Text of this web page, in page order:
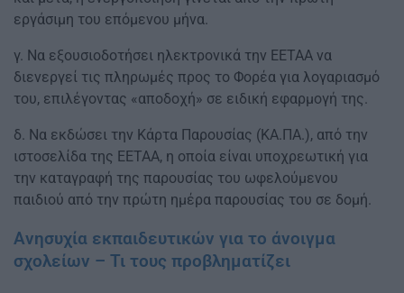
εργάσιμη του επόμενου μήνα.
γ. Να εξουσιοδοτήσει ηλεκτρονικά την ΕΕΤΑΑ να
διενεργεί τις πληρωμές προς το Φορέα για λογαριασμό
του, επιλέγοντας «αποδοχή» σε ειδική εφαρμογή της.
δ. Να εκδώσει την Κάρτα Παρουσίας (ΚΑ.ΠΑ.), από την
ιστοσελίδα της ΕΕΤΑΑ, η οποία είναι υποχρεωτική για
την καταγραφή της παρουσίας του ωφελούμενου
παιδιού από την πρώτη ημέρα παρουσίας του σε δομή.
Ανησυχία εκπαιδευτικών για το άνοιγμα
σχολείων – Τι τους προβληματίζει